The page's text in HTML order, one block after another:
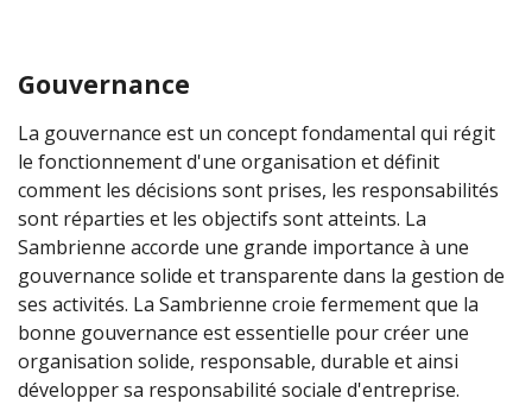
Gouvernance
La gouvernance est un concept fondamental qui régit
le fonctionnement d'une organisation et définit
comment les décisions sont prises, les responsabilités
sont réparties et les objectifs sont atteints. La
Sambrienne accorde une grande importance à une
gouvernance solide et transparente dans la gestion de
ses activités. La Sambrienne croie fermement que la
bonne gouvernance est essentielle pour créer une
organisation solide, responsable, durable et ainsi
développer sa responsabilité sociale d'entreprise.